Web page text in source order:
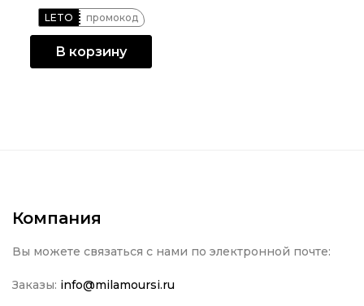
LETO промокод
В корзину
Компания
Вы можете связаться с нами по электронной почте:
Заказы: info@milamoursi.ru